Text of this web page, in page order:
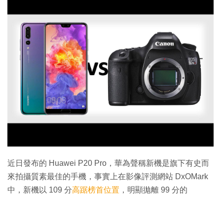
教學評測
EduTech
IT Times
生成式AI與雲端應用
Enterprise Digital Transformation
特集
近日發布的 Huawei P20 Pro，華為聲稱新機是旗下有史而
來拍攝質素最佳的手機，事實上在影像評測網站 DxOMark
中，新機以 109 分高踞榜首位置 ，明顯拋離 99 分的